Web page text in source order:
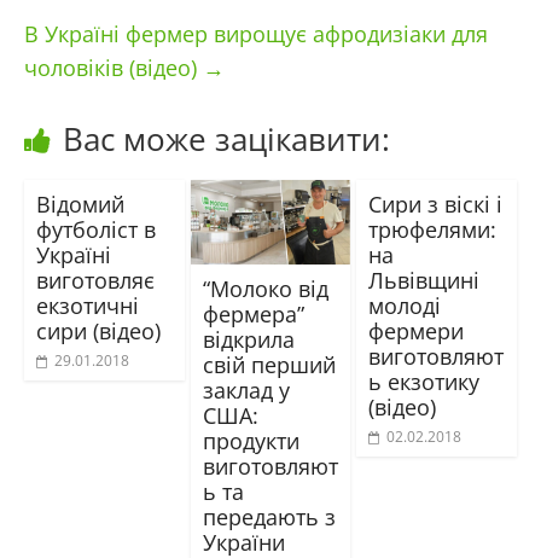
В Україні фермер вирощує афродизіаки для
чоловіків (відео) →
Вас може зацікавити:
Відомий
футболіст в
Україні
виготовляє
екзотичні
сири (відео)
29.01.2018
“Молоко від
фермера”
відкрила
свій перший
заклад у
США:
продукти
виготовляют
ь та
передають з
України
Сири з віскі і
трюфелями:
на
Львівщині
молоді
фермери
виготовляют
ь екзотику
(відео)
02.02.2018